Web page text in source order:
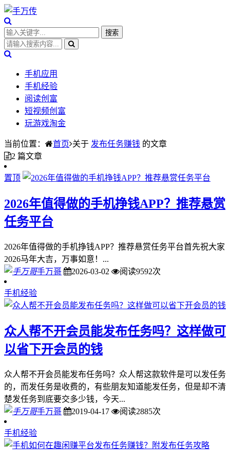
手机应用
手机经验
阅读创富
短视频创富
玩游戏淘金
当前位置： 首页 关于 发布任务赚钱 的文章
2 篇文章
置顶
2026年值得做的手机挣钱APP？推荐悬赏
任务平台
2026年值得做的手机挣钱APP？推荐悬赏任务平台首先祝大家
2026马年大吉，万事如意！...
手万哥
2026-03-02 阅读9592次
手机经验
众人帮不开会员能发布任务吗？这样做可
以省下开会员的钱
众人帮不开会员能发布任务吗？众人帮这款软件是可以发任务
的，而发任务是收费的，有些朋友知道能发任务，但是却不清
楚发任务到底要交多少钱，今天...
手万哥
2019-04-17 阅读2885次
手机经验